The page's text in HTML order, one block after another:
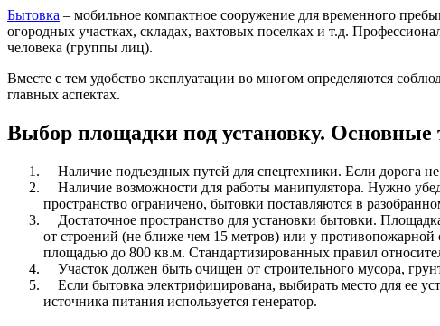
Бытовка – мобильное компактное сооружение для временного
огородных участках, складах, вахтовых поселках и т.д.
человека (группы лиц).
Вместе с тем удобство эксплуатации во многом определяются
главных аспектах.
Выбор площадки под установку. Основные
Наличие подъездных путей для спецтехники. Если дорога не
Наличие возможности для работы манипулятора. Нужно
пространство ограничено, бытовки поставляются в
Достаточное пространство для установки бытовки.
от строений (не ближе чем 15 метров) или у
площадью до 800 кв.м. Стандартизированных правил
Участок должен быть очищен от строительного мусора,
Если бытовка электрифицирована, выбирать место для ее
источника питания используется генератор.